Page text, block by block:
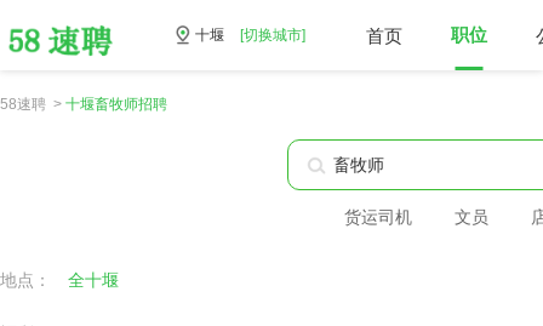
十堰 [切换城市] 首页 职位
58速聘 > 十堰畜牧师招聘
货运司机 文员
地点： 全十堰